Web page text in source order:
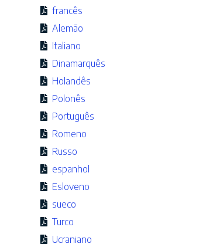
francês
Alemão
Italiano
Dinamarquês
Holandês
Polonês
Português
Romeno
Russo
espanhol
Esloveno
sueco
Turco
Ucraniano